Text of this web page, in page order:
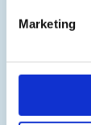
Marketing